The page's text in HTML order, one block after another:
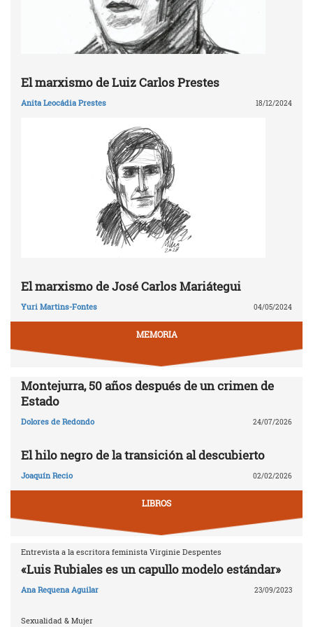
El marxismo de Luiz Carlos Prestes
Anita Leocádia Prestes 18/12/2024
El marxismo de José Carlos Mariátegui
Yuri Martins-Fontes 04/05/2024
MEMORIA
Montejurra, 50 años después de un crimen de
Estado
Dolores de Redondo 24/07/2026
El hilo negro de la transición al descubierto
Joaquín Recio 02/02/2026
LIBROS
Entrevista a la escritora feminista Virginie Despentes
«Luis Rubiales es un capullo modelo estándar»
Ana Requena Aguilar 23/09/2023
Sexualidad & Mujer